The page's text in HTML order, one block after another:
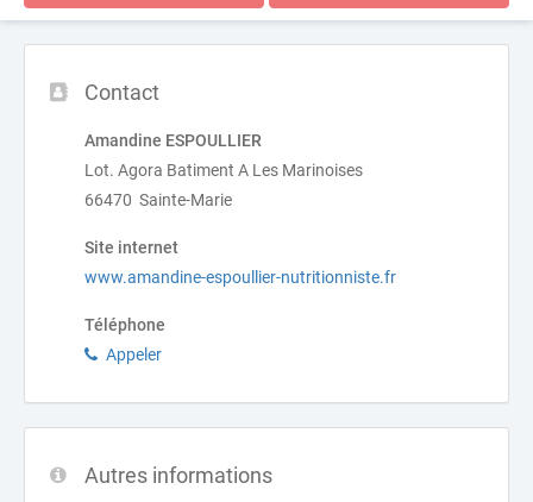
Contact
Amandine ESPOULLIER
Lot. Agora Batiment A Les Marinoises
66470 Sainte-Marie
Site internet
www.amandine-espoullier-nutritionniste.fr
Téléphone
Appeler
Autres informations